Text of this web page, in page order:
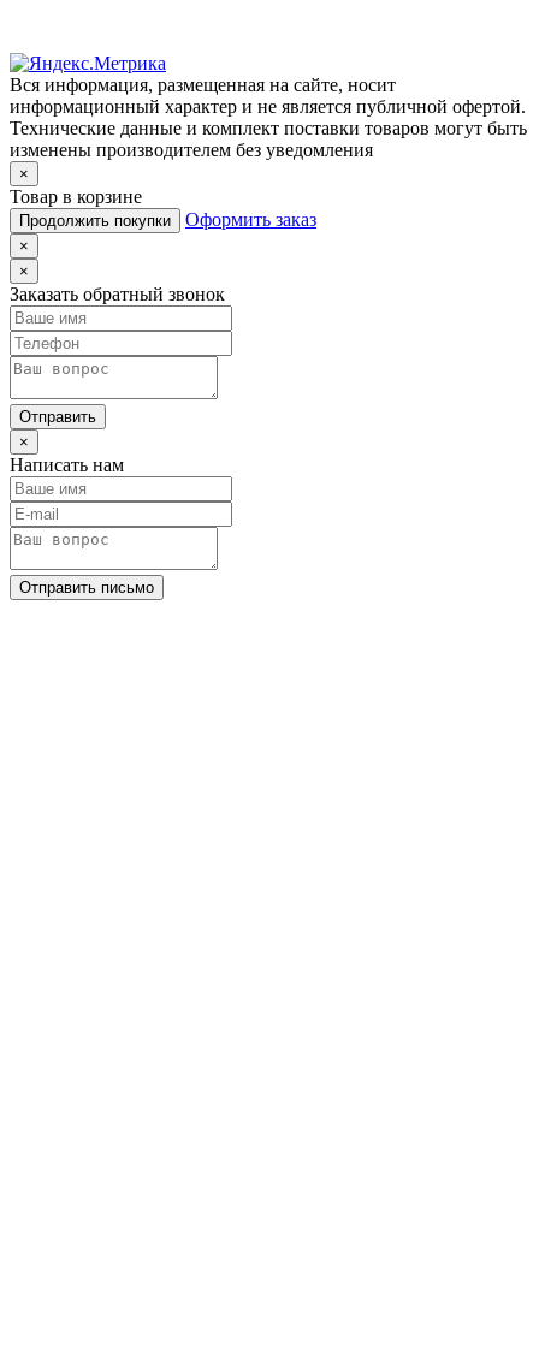
Вся информация, размещенная на сайте, носит
информационный характер и не является публичной офертой.
Технические данные и комплект поставки товаров могут быть
изменены производителем без уведомления
×
Товар в корзине
Продолжить покупки Оформить заказ
×
×
Заказать обратный звонок
Отправить
×
Написать нам
Отправить письмо